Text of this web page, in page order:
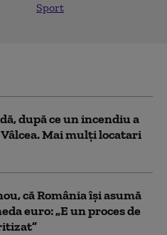
Sport
după ce un incendiu a
Mai mulți locatari
că România își asumă
euro: „E un proces de